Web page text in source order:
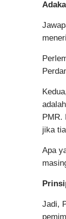
PMR.
jika
Apa
Jadi,